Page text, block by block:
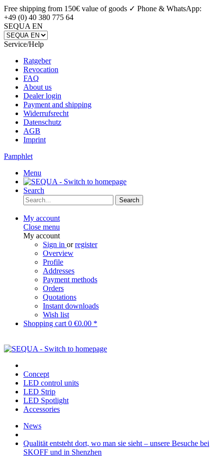
Free shipping from 150€ value of goods ✓ Phone & WhatsApp:
+49 (0) 40 380 775 64
SEQUA EN
Service/Help
Ratgeber
Revocation
FAQ
About us
Dealer login
Payment and shipping
Widerrufsrecht
Datenschutz
AGB
Imprint
Pamphlet
Menu
Search
Search
My account
Close menu
My account
Sign in orregister
Overview
Profile
Addresses
Payment methods
Orders
Quotations
Instant downloads
Wish list
Shopping cart 0 €0.00 *
Concept
LED control units
LED Strip
LED Spotlight
Accessories
News
Qualität entsteht dort, wo man sie sieht – unsere Besuche bei
SKOFF und in Shenzhen